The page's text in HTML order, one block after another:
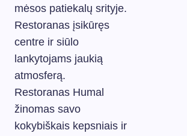
mėsos patiekalų srityje.
Restoranas įsikūręs
centre ir siūlo
lankytojams jaukią
atmosferą.
Restoranas Humal
žinomas savo
kokybiškais kepsniais ir